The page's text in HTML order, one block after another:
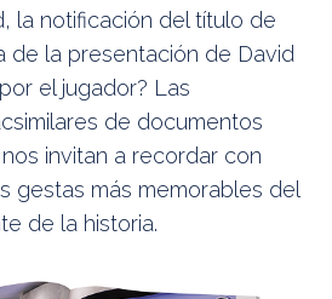
la notificación del título de
de la presentación de David
el jugador? Las
de documentos
invitan a recordar con
gestas más memorables del
de la historia.